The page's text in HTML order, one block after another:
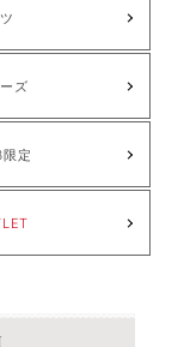
ズ
限定